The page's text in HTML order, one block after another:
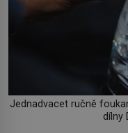
Jednadvacet ručně
dílny